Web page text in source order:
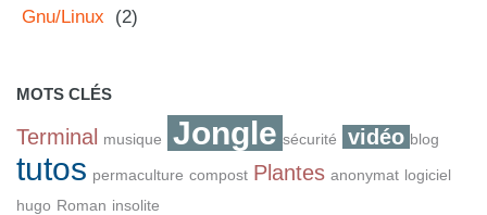
Gnu/Linux
(2)
MOTS CLÉS
Terminal musique Jongle sécurité vidéo blog
tutos permaculture compost Plantes anonymat logiciel
hugo Roman insolite